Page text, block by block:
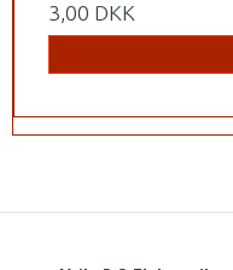
3,00 DKK